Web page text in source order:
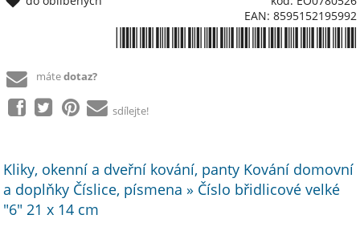
EAN: 8595152195992
mátedotaz?
sdílejte!
Kliky, okenní a dveřní kování, panty Kování domovní
a doplňky Číslice, písmena » Číslo břidlicové velké
"6" 21 x 14 cm